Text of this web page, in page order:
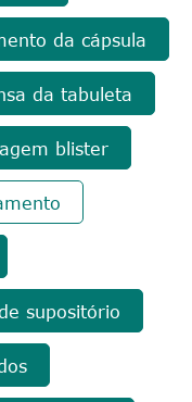
da cápsula
da tabuleta
blister
supositório